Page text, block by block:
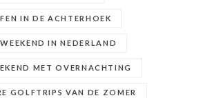
IN DE ACHTERHOEK
IN NEDERLAND
MET OVERNACHTING
GOLFTRIPS VAN DE ZOMER